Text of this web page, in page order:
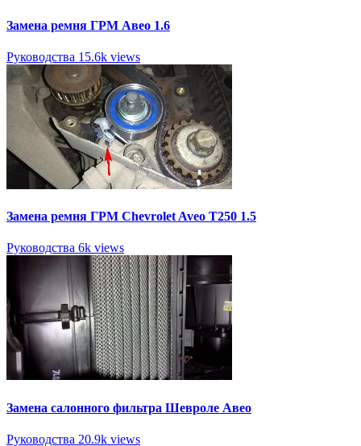
Замена ремня ГРМ Авео 1.6
Руководства 15.6k views
Замена ремня ГРМ Chevrolet Aveo Т250 1.5
Руководства 6k views
Замена салонного фильтра Шевроле Авео
Руководства 20.9k views